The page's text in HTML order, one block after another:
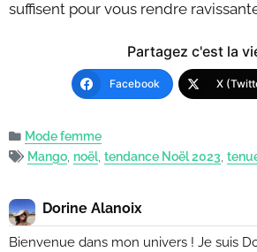
suffisent pour vous rendre
Partagez c'est la
Facebook X
Mode femme
Mango noël tendance Noël 2023
Dorine Alanoix
Bienvenue dans mon univers ! Je suis